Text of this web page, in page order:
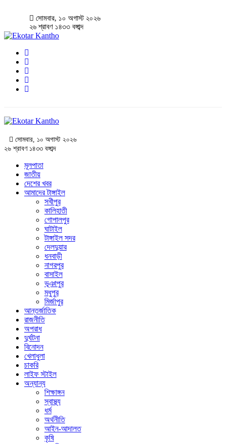
সোমবার, ১০ অগাস্ট ২০২৬
২৬ শ্রাবণ ১৪৩৩ বঙ্গাব্দ
সোমবার, ১০ অগাস্ট ২০২৬
২৬ শ্রাবণ ১৪৩৩ বঙ্গাব্দ
মূলপাতা
জাতীয়
দেশের খবর
আমাদের টাঙ্গাইল
সখীপুর
কালিহাতী
গোপালপুর
ঘাটাইল
টাঙ্গাইল সদর
দেলদুয়ার
ধনবাড়ী
নাগরপুর
বাসাইল
ভূঞাপুর
মধুপুর
মির্জাপুর
আন্তর্জাতিক
রাজনীতি
অপরাধ
দুর্ঘটনা
বিনোদন
খেলাধুলা
চাকরি
লাইফ স্টাইল
অন্যান্য
শিক্ষাঙ্গন
স্বাস্থ্য
ধর্ম
অর্থনীতি
আইন-আদালত
কৃষি